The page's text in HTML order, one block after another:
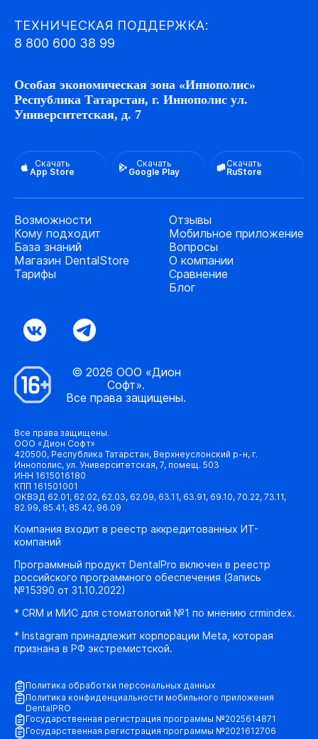
ТЕХНИЧЕСКАЯ ПОДДЕРЖКА:
8 800 600 38 99
Особая экономическая зона «Иннополис»
Республика Татарстан, г. Иннополис ул.
Университетская, д. 7
Скачать
App Store
Скачать
Google Play
Скачать
RuStore
Возможности
Кому подходит
База знаний
Магазин DentalStore
Тарифы
Отзывы
Мобильное приложение
Вопросы
О компании
Сравнение
Блог
© 2026 ООО «Дион
Софт».
Все права защищены.
Все права защищены.
ООО «Дион Софт»
420500, Республика Татарстан, Верхнеуслонский р-н, г.
Иннополис, ул. Университетская, 7, помещ. 503
ИНН 1615016180
КПП 161501001
ОКВЭД 62.01, 62.02, 62.03, 62.09, 63.11, 63.91, 69.10, 70.22, 73.11,
82.99, 85.41, 85.42, 96.09
Компания входит в реестр аккредитованных ИТ-
компаний
Программный продукт DentalPro включен в реестр
российского программного обеспечения (Запись
№15390 от 31.10.2022)
* CRM и МИС для стоматологий №1 по мнению crmindex.
* Instagram принадлежит корпорации Meta, которая
признана в РФ экстремистской.
Политика обработки персональных данных
Политика конфиденциальности мобильного приложения
DentalPRO
Государственная регистрация программы №2025614871
Государственная регистрация программы №2021612706